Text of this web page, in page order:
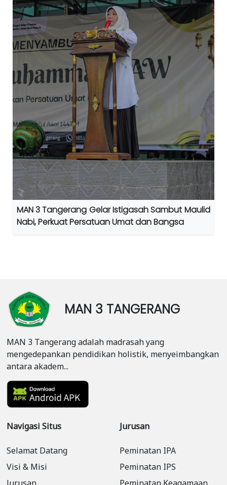
MAN 3 Tangerang Gelar Istigasah Sambut Maulid
Nabi, Perkuat Persatuan Umat dan Bangsa
MAN 3 TANGERANG
MAN 3 Tangerang adalah madrasah yang
mengedepankan pendidikan holistik, menyeimbangkan
antara akadem...
Navigasi Situs
Selamat Datang
Visi & Misi
Jurusan
Peminatan IPA
Peminatan IPS